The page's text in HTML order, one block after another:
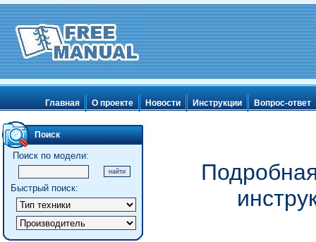
Главная О проекте Новости Инструкции Вопрос-ответ
Поиск
Поиск по модели:
Быстрый поиск: